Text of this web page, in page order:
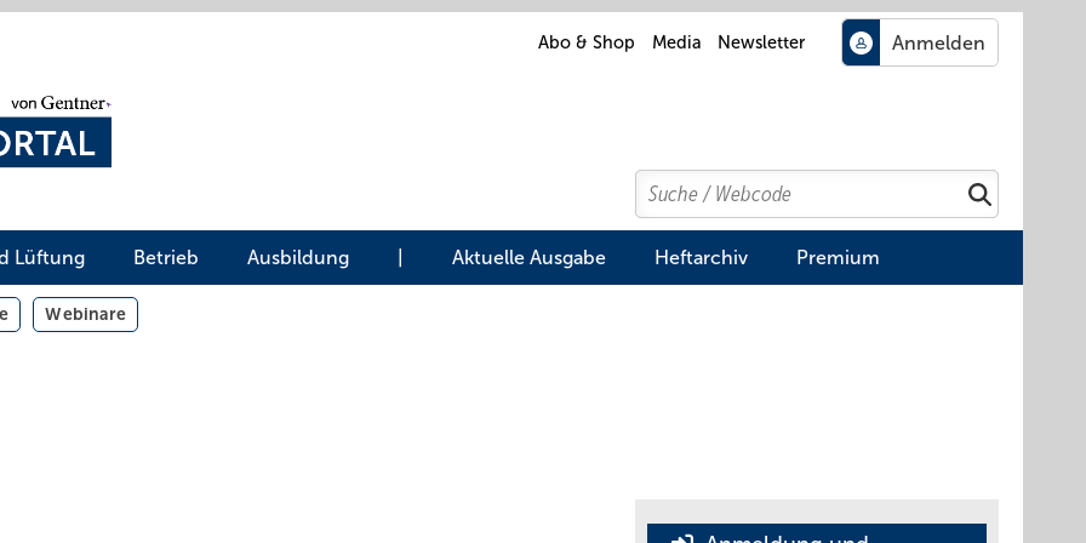
Abo & Shop Media Newsletter
Search
Suchen
Lüftung Betrieb Ausbildung Aktuelle Ausgabe Heftarchiv Premium
Webinare